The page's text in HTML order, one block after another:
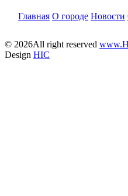
Главная О городе Новости
© 2026All right reserved
Design HIC